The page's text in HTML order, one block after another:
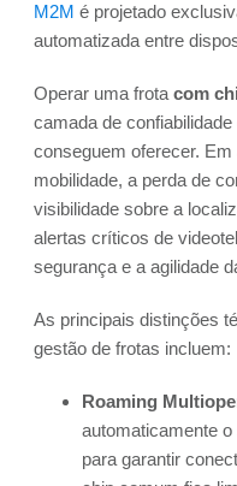
M2M é projetado
automatizada entre
Operar uma frota com
camada de
conseguem oferecer.
mobilidade, a perda de
visibilidade sobre a
alertas críticos de
segurança e a agilidade
As principais distinções
gestão de frotas incluem:
Roaming
automaticamente
para garantir